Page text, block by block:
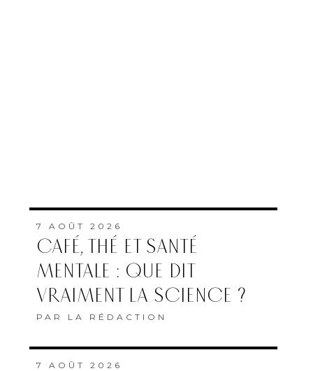
7 AOÛT 2026
CAFÉ, THÉ ET SANTÉ
MENTALE : QUE DIT
VRAIMENT LA SCIENCE ?
PAR LA RÉDACTION
7 AOÛT 2026